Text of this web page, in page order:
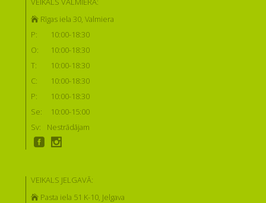
Rīgas iela 30, Valmiera
P:
10:00-18:30
O:
10:00-18:30
T:
10:00-18:30
C:
10:00-18:30
P:
10:00-18:30
Se:
10:00-15:00
Sv:
Nestrādājam
VEIKALS JELGAVĀ:
Pasta iela 51 K-10, Jelgava